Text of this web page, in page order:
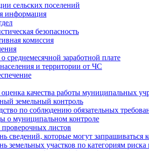
сельских поселений
информация
безопасность
комиссия
среднемесячной заработной плате
и территории от ЧС
качества работы муниципальных
земельный контроль
по соблюдению обязательных
о муниципальном контроле
листов
сведений, которые могут
земельных участков по категориям